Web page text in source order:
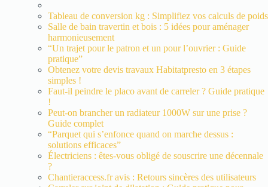
Tableau de conversion kg : Simplifiez vos calculs de poids
Salle de bain travertin et bois : 5 idées pour aménager
harmonieusement
“Un trajet pour le patron et un pour l’ouvrier : Guide
pratique”
Obtenez votre devis travaux Habitatpresto en 3 étapes
simples !
Faut-il peindre le placo avant de carreler ? Guide pratique
!
Peut-on brancher un radiateur 1000W sur une prise ?
Guide complet
“Parquet qui s’enfonce quand on marche dessus :
solutions efficaces”
Électriciens : êtes-vous obligé de souscrire une décennale
?
Chantieraccess.fr avis : Retours sincères des utilisateurs